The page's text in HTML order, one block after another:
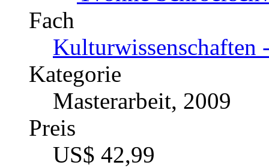
Das Image der
Eine Inhaltsanalyse
Katalognummer
227015